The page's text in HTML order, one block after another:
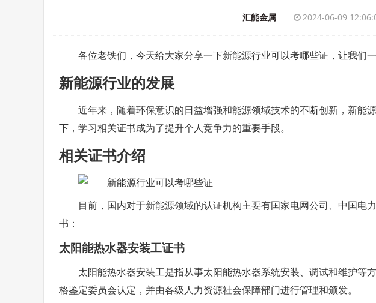
汇能金属 2024-06-09
各位老铁们，今天给大家分享一下新能源行业可以考哪些证，让我们一
新能源行业的发展
近年来，随着环保意识的日益增强和能源领域技术的不断创新，新能
下，学习相关证书成为了提升个人竞争力的重要手段。
相关证书介绍
目前，国内对于新能源领域的认证机构主要有国家电网公司、中国电
书：
太阳能热水器安装工证书
太阳能热水器安装工是指从事太阳能热水器系统安装、调试和维护等
格鉴定委员会认定，并由各级人力资源社会保障部门进行管理和颁发。